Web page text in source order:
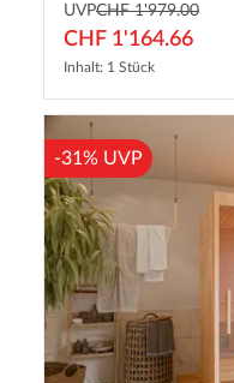
UVPCHF 1'979.00
CHF 1'164.66
Inhalt: 1 Stück
-31% UVP